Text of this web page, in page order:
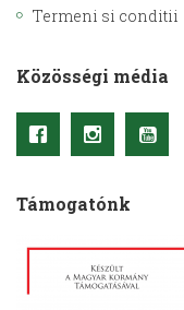
Termeni si conditii
Közösségi média
Támogatónk